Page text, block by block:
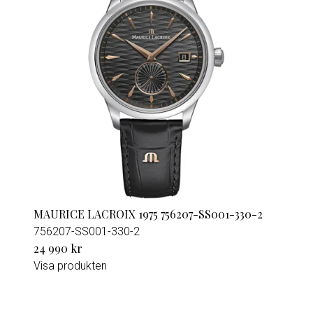
MAURICE LACROIX 1975 756207-SS001-330-2
756207-SS001-330-2
24 990 kr
Visa produkten